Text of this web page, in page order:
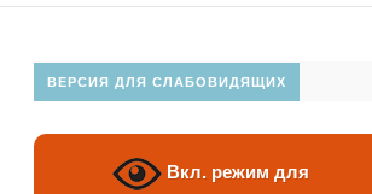
ВЕРСИЯ ДЛЯ СЛАБОВИДЯЩИХ
Вкл. режим для